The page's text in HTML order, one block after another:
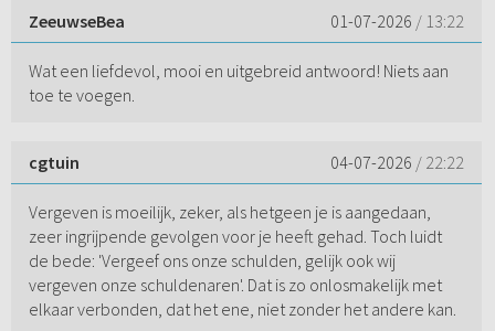
ZeeuwseBea 01-07-2026 / 13:22
Wat een liefdevol, mooi en uitgebreid antwoord! Niets aan
toe te voegen.
cgtuin 04-07-2026 / 22:22
Vergeven is moeilijk, zeker, als hetgeen je is aangedaan,
zeer ingrijpende gevolgen voor je heeft gehad. Toch luidt
de bede: 'Vergeef ons onze schulden, gelijk ook wij
vergeven onze schuldenaren'. Dat is zo onlosmakelijk met
elkaar verbonden, dat het ene, niet zonder het andere kan.